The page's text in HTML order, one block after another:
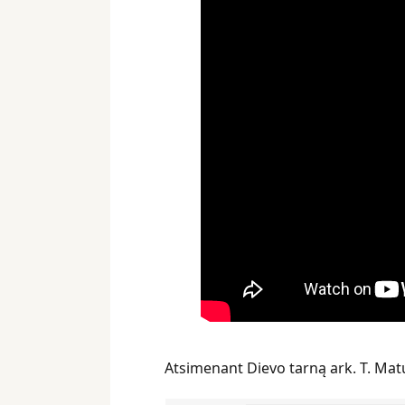
Atsimenant Dievo tarną ark. T.